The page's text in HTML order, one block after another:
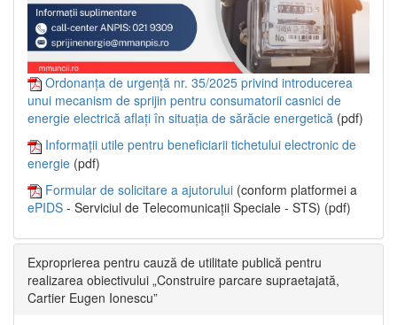
Ordonanța de urgență nr. 35/2025 privind introducerea
unui mecanism de sprijin pentru consumatorii casnici de
energie electrică aflați în situația de sărăcie energetică (pdf)
Informații utile pentru beneficiarii tichetului electronic de
energie (pdf)
Formular de solicitare a ajutorului (conform platformei a
ePIDS - Serviciul de Telecomunicații Speciale - STS) (pdf)
Exproprierea pentru cauză de utilitate publică pentru
realizarea obiectivului „Construire parcare supraetajată,
Cartier Eugen Ionescu”